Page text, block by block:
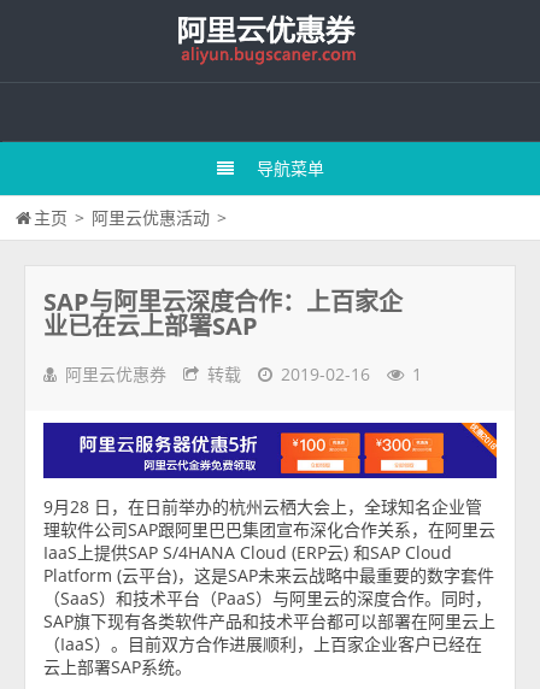
导航菜单
主页 > 阿里云优惠活动 >
SAP与阿里云深度合作：上百家企
业已在云上部署SAP
阿里云优惠券 转载 2019-02-16 1
9月28 日，在日前举办的杭州云栖大会上，全球知名企业管
理软件公司SAP跟阿里巴巴集团宣布深化合作关系，在阿里云
IaaS上提供SAP S/4HANA Cloud (ERP云) 和SAP Cloud
Platform (云平台)，这是SAP未来云战略中最重要的数字套件
（SaaS）和技术平台（PaaS）与阿里云的深度合作。同时，
SAP旗下现有各类软件产品和技术平台都可以部署在阿里云上
（IaaS）。目前双方合作进展顺利，上百家企业客户已经在
云上部署SAP系统。